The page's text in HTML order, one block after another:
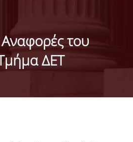
ΤΟΥ ΤΜΗΜΑΤΟΣ
ΤΟΥ ΤΜΗΜΑΤΟΣ
ΤΟΥ ΤΜΗΜΑΤΟΣ
του
ΔΕΤ